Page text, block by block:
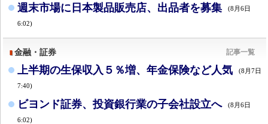
週末市場に日本製品販売店、出品者を募集 (8月6日
6:02)
金融・証券 記事一覧
上半期の生保収入５％増、年金保険など人気 (8月7日
7:40)
ビヨンド証券、投資銀行業の子会社設立へ (8月6日
6:02)